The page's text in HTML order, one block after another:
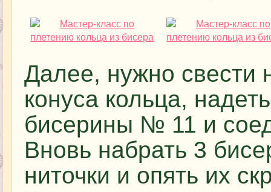
Далее, нужно свести
конуса кольца,
бисерины № 11 и
Вновь набрать 3
ниточки и опять их